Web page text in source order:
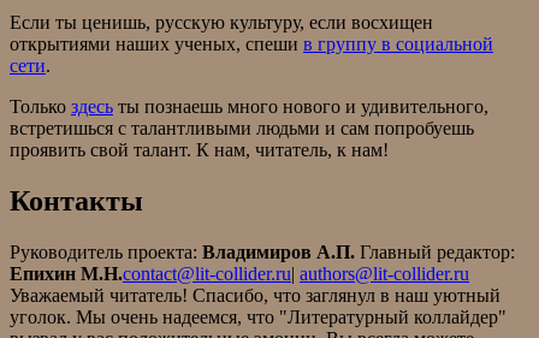
Если ты ценишь, русскую культуру, если восхищен
открытиями наших ученых, спеши в группу в социальной
сети.
Только здесь ты познаешь много нового и удивительного,
встретишься с талантливыми людьми и сам попробуешь
проявить свой талант. К нам, читатель, к нам!
Контакты
Руководитель проекта: Владимиров А.П. Главный редактор:
Епихин М.Н.contact@lit-collider.ru| authors@lit-collider.ru
Уважаемый читатель! Спасибо, что заглянул в наш уютный
уголок. Мы очень надеемся, что "Литературный коллайдер"